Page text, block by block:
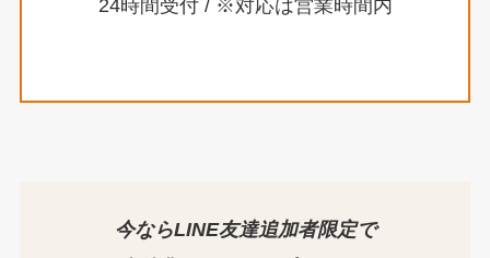
24時間受付 / ※対応は営業時間内
今ならLINE友達追加者限定で